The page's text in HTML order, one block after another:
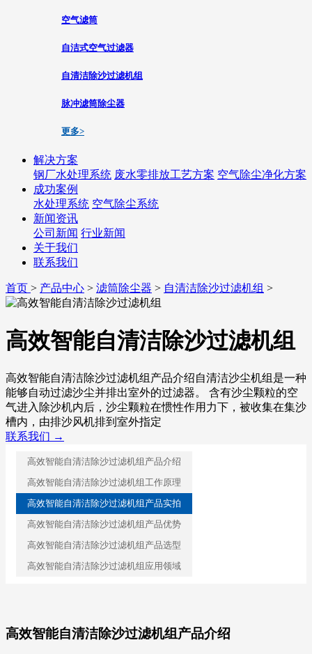
空气滤筒
自洁式空气过滤器
自清洁除沙过滤机组
脉冲滤筒除尘器
更多>
解决方案
钢厂水处理系统 废水零排放工艺方案 空气除尘净化方案
成功案例
水处理系统 空气除尘系统
新闻资讯
公司新闻 行业新闻
关于我们
联系我们
首页 > 产品中心 > 滤筒除尘器 > 自清洁除沙过滤机组 >
高效智能自清洁除沙过滤机组
高效智能自清洁除沙过滤机组产品介绍自清洁沙尘机组是一种
能够自动过滤沙尘并排出室外的过滤器。 含有沙尘颗粒的空
气进入除沙机内后，沙尘颗粒在惯性作用力下，被收集在集沙
槽内，由排沙风机排到室外指定
联系我们 →
高效智能自清洁除沙过滤机组产品介绍
高效智能自清洁除沙过滤机组工作原理
高效智能自清洁除沙过滤机组产品实拍
高效智能自清洁除沙过滤机组产品优势
高效智能自清洁除沙过滤机组产品选型
高效智能自清洁除沙过滤机组应用领域
高效智能自清洁除沙过滤机组产品介绍